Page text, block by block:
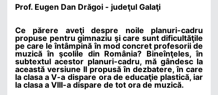
Prof. Eugen Dan Drăgoi - judeţul Galaţi
Ce părere aveţi despre noile planuri-cadru
propuse pentru gimnaziu şi care sunt dificultăţile
pe care le întâmpină în mod concret profesorii de
muzică în şcolile din România? Bineînţeles, în
subtextul acestor planuri-cadru, mă gândesc la
această versiune II propusă în dezbatere, în care
la clasa a V-a dispare ora de educaţie plastică, iar
la clasa a VIII-a dispare de tot ora de muzică.